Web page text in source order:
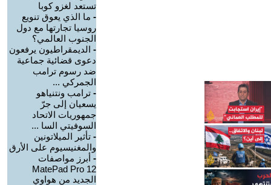
تستعد لغزو كوبا
- ما الذي يعوق تنويع
روسيا تجارتها مع دول
الجنوب العالمي؟
- الديمقراطيون يرفعون
دعوى قضائية جماعية
ضد رسوم ترامب
الجمركي ...
- ترامب ونتنياهو
يسعيان إلى جرّ
جمهوريات الاتحاد
السوفيتي السا ...
- تأثير الميلاتونين
والمغنيسيوم على الأرق
- أبرز مواصفات
MatePad Pro 12
الجديد من هواوي